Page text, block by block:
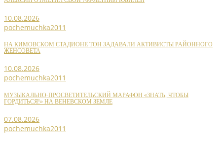
10.08.2026
pochemuchka2011
НА КИМОВСКОМ СТАДИОНЕ ТОН ЗАДАВАЛИ АКТИВИСТЫ РАЙОННОГО
ЖЕНСОВЕТА
10.08.2026
pochemuchka2011
МУЗЫКАЛЬНО-ПРОСВЕТИТЕЛЬСКИЙ МАРАФОН «ЗНАТЬ, ЧТОБЫ
ГОРДИТЬСЯ!» НА ВЕНЕВСКОМ ЗЕМЛЕ
07.08.2026
pochemuchka2011